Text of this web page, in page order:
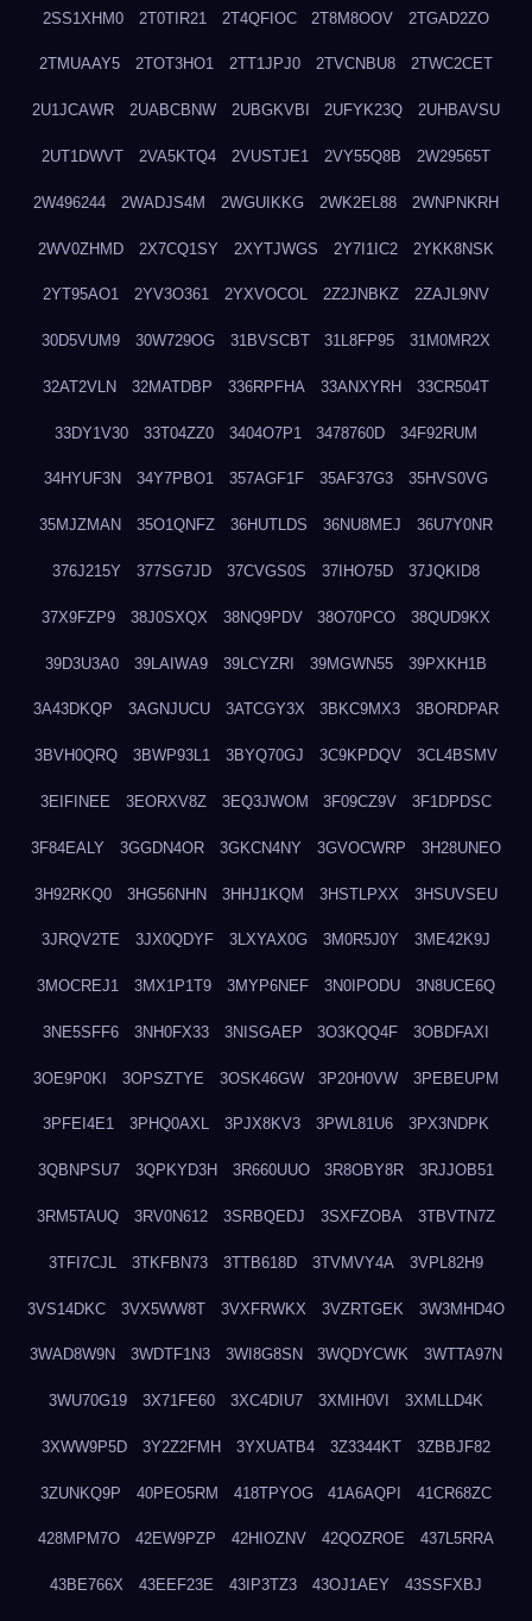
2SS1XHM0 2T0TIR21 2T4QFIOC 2T8M8OOV 2TGAD2ZO
2TMUAAY5 2TOT3HO1 2TT1JPJ0 2TVCNBU8 2TWC2CET
2U1JCAWR 2UABCBNW 2UBGKVBI 2UFYK23Q 2UHBAVSU
2UT1DWVT 2VA5KTQ4 2VUSTJE1 2VY55Q8B 2W29565T
2W496244 2WADJS4M 2WGUIKKG 2WK2EL88 2WNPNKRH
2WV0ZHMD 2X7CQ1SY 2XYTJWGS 2Y7I1IC2 2YKK8NSK
2YT95AO1 2YV3O361 2YXVOCOL 2Z2JNBKZ 2ZAJL9NV
30D5VUM9 30W729OG 31BVSCBT 31L8FP95 31M0MR2X
32AT2VLN 32MATDBP 336RPFHA 33ANXYRH 33CR504T
33DY1V30 33T04ZZ0 3404O7P1 3478760D 34F92RUM
34HYUF3N 34Y7PBO1 357AGF1F 35AF37G3 35HVS0VG
35MJZMAN 35O1QNFZ 36HUTLDS 36NU8MEJ 36U7Y0NR
376J215Y 377SG7JD 37CVGS0S 37IHO75D 37JQKID8
37X9FZP9 38J0SXQX 38NQ9PDV 38O70PCO 38QUD9KX
39D3U3A0 39LAIWA9 39LCYZRI 39MGWN55 39PXKH1B
3A43DKQP 3AGNJUCU 3ATCGY3X 3BKC9MX3 3BORDPAR
3BVH0QRQ 3BWP93L1 3BYQ70GJ 3C9KPDQV 3CL4BSMV
3EIFINEE 3EORXV8Z 3EQ3JWOM 3F09CZ9V 3F1DPDSC
3F84EALY 3GGDN4OR 3GKCN4NY 3GVOCWRP 3H28UNEO
3H92RKQ0 3HG56NHN 3HHJ1KQM 3HSTLPXX 3HSUVSEU
3JRQV2TE 3JX0QDYF 3LXYAX0G 3M0R5J0Y 3ME42K9J
3MOCREJ1 3MX1P1T9 3MYP6NEF 3N0IPODU 3N8UCE6Q
3NE5SFF6 3NH0FX33 3NISGAEP 3O3KQQ4F 3OBDFAXI
3OE9P0KI 3OPSZTYE 3OSK46GW 3P20H0VW 3PEBEUPM
3PFEI4E1 3PHQ0AXL 3PJX8KV3 3PWL81U6 3PX3NDPK
3QBNPSU7 3QPKYD3H 3R660UUO 3R8OBY8R 3RJJOB51
3RM5TAUQ 3RV0N612 3SRBQEDJ 3SXFZOBA 3TBVTN7Z
3TFI7CJL 3TKFBN73 3TTB618D 3TVMVY4A 3VPL82H9
3VS14DKC 3VX5WW8T 3VXFRWKX 3VZRTGEK 3W3MHD4O
3WAD8W9N 3WDTF1N3 3WI8G8SN 3WQDYCWK 3WTTA97N
3WU70G19 3X71FE60 3XC4DIU7 3XMIH0VI 3XMLLD4K
3XWW9P5D 3Y2Z2FMH 3YXUATB4 3Z3344KT 3ZBBJF82
3ZUNKQ9P 40PEO5RM 418TPYOG 41A6AQPI 41CR68ZC
428MPM7O 42EW9PZP 42HIOZNV 42QOZROE 437L5RRA
43BE766X 43EEF23E 43IP3TZ3 43OJ1AEY 43SSFXBJ